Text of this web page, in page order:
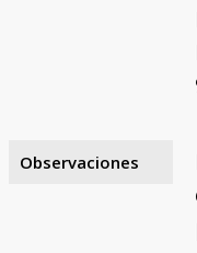
Observaciones